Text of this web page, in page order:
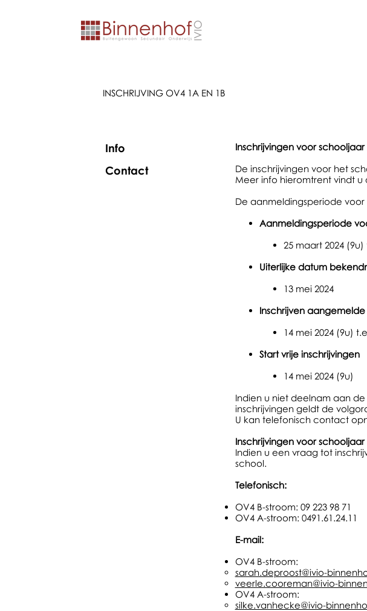
INSCHRIJVING OV4 1A EN 1B
Inschrijvingen voor schooljaar
De inschrijvingen voor het
Meer info hieromtrent vindt u
De aanmeldingsperiode voor
Aanmeldingsperiode
25 maart 2024 (9u)
Uiterlijke datum
13 mei 2024
Inschrijven
14 mei 2024 (9u)
Start vrije inschrijvingen
14 mei 2024 (9u)
Indien u niet deelnam aan de
inschrijvingen geldt de
U kan telefonisch contact
Inschrijvingen voor schooljaar
Indien u een vraag tot
school.
Telefonisch:
OV4 B-stroom: 09 223 98 71
OV4 A-stroom: 0491.61.24.11
E-mail:
OV4 B-stroom:
sarah.deproost@ivio-
veerle.cooreman@ivio-
OV4 A-stroom:
silke.vanhecke@ivio-
Info
Contact